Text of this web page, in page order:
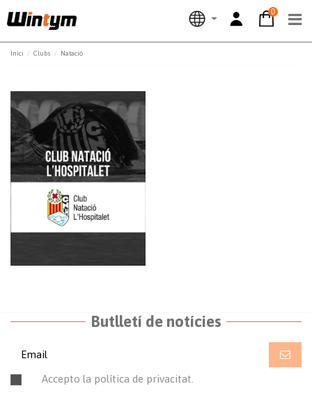
0
Inici Clubs Natació
Butlletí de notícies
Accepto la política de privacitat.